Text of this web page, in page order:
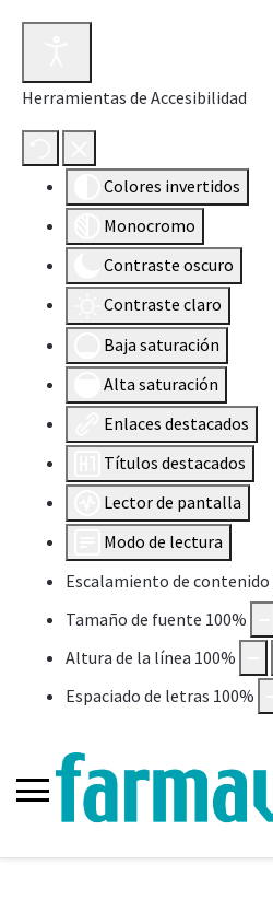
Herramientas de Accesibilidad
Colores invertidos
Monocromo
Contraste oscuro
Contraste claro
Baja saturación
Alta saturación
Enlaces destacados
Títulos destacados
Lector de pantalla
Modo de lectura
Escalamiento de contenido
Tamaño de fuente 100%
Altura de la línea 100%
Espaciado de letras 100%